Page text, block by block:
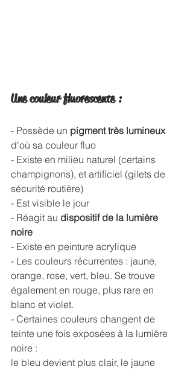
Une couleur fluorescente :
- Possède un pigment très lumineux
d'où sa couleur fluo
- Existe en milieu naturel (certains
champignons), et artificiel (gilets de
sécurité routière)
- Est visible le jour
- Réagit au dispositif de la lumière
noire
- Existe en peinture acrylique
- Les couleurs récurrentes : jaune,
orange, rose, vert, bleu. Se trouve
également en rouge, plus rare en
blanc et violet.
- Certaines couleurs changent de
teinte une fois exposées à la lumière
noire :
le bleu devient plus clair, le jaune